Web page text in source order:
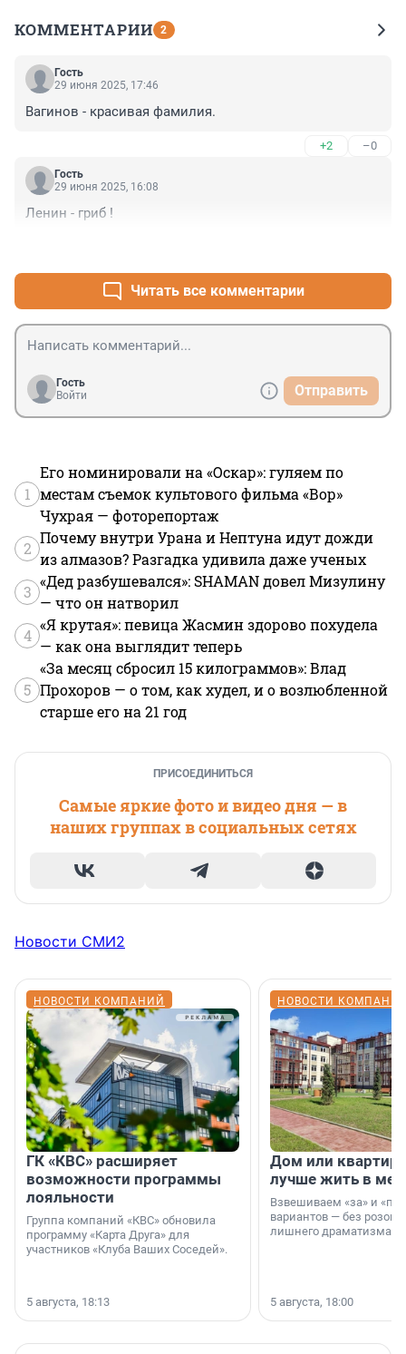
КОММЕНТАРИИ 2
Гость
29 июня 2025, 17:46
Вагинов - красивая фамилия.
+2 –0
Гость
29 июня 2025, 16:08
Ленин - гриб !
Читать все комментарии
Гость
Войти
Отправить
1
Его номинировали на «Оскар»: гуляем по
местам съемок культового фильма «Вор»
Чухрая — фоторепортаж
2
Почему внутри Урана и Нептуна идут дожди
из алмазов? Разгадка удивила даже ученых
3
«Дед разбушевался»: SHAMAN довел Мизулину
— что он натворил
4
«Я крутая»: певица Жасмин здорово похудела
— как она выглядит теперь
5
«За месяц сбросил 15 килограммов»: Влад
Прохоров — о том, как худел, и о возлюбленной
старше его на 21 год
ПРИСОЕДИНИТЬСЯ
Самые яркие фото и видео дня — в
наших группах в социальных сетях
Новости СМИ2
НОВОСТИ КОМПАНИЙ
ГК «КВС» расширяет
возможности программы
лояльности
Группа компаний «КВС» обновила
программу «Карта Друга» для
участников «Клуба Ваших Соседей».
5 августа, 18:13
НОВОСТИ
Дом или
лучше жить в
Взвешиваем «за» и
вариантов — без
лишнего драматизма.
5 августа, 18:00